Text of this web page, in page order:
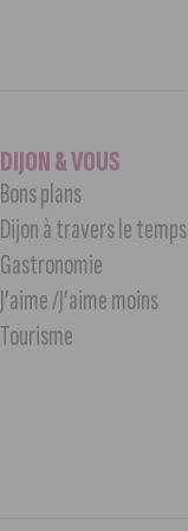
DIJON & VOUS
Bons plans
Dijon à travers le temps
Gastronomie
J’aime /J’aime moins
Tourisme